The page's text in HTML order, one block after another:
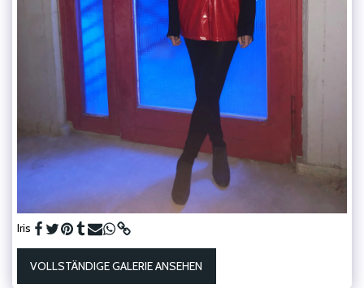
Iris
VOLLSTÄNDIGE GALERIE ANSEHEN